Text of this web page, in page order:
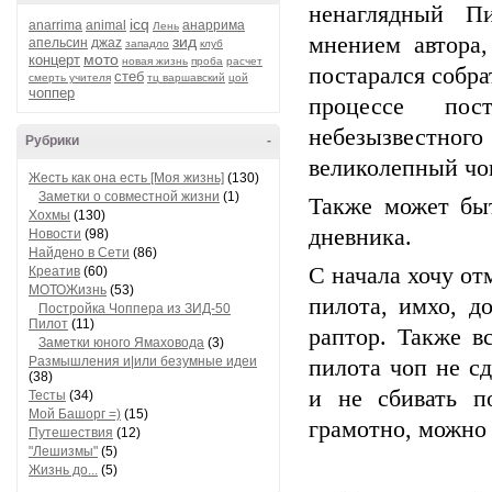
anarrima animal icq Лень анаррима
апельсин джаz западло зид клуб
концерт мото новая жизнь проба расчет
смерть учителя стеб тц варшавский цой
чоппер
-
Рубрики
Жесть как она есть [Моя жизнь] (130)
Заметки о совместной жизни (1)
Хохмы (130)
Новости (98)
Найдено в Сети (86)
Креатив (60)
МОТОЖизнь (53)
Постройка Чоппера из ЗИД-50
Пилот (11)
Заметки юного Ямаховода (3)
Размышления и|или безумные идеи
(38)
Тесты (34)
Мой Башорг =) (15)
Путешествия (12)
"Лешизмы" (5)
Жизнь до... (5)
ненаглядный
мнением
постарался
процессе
великолепный
Также может
дневника.
С начала хочу
пилота, имхо,
раптор. Также
пилота чоп не
и не сбивать
грамотно, можно